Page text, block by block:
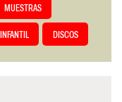
MUESTRAS
INFANTIL DISCOS